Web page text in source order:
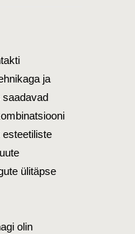
ja
ülitäpse
olin